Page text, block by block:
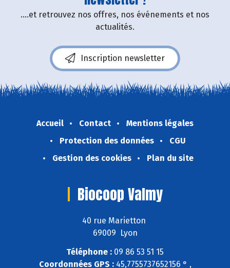
....et retrouvez nos offres, nos événements et nos
actualités.
Inscription newsletter
Accueil Contact
Mentions légales
Protection des données
CGU
Gestion des cookies
Plan du site
Biocoop Valmy
40 rue Marietton
69009 Lyon
Téléphone : 09 86 53 51 15
Coordonnées GPS :45,7755737652156 ° ,